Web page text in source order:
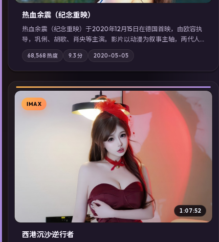
热血余震（纪念重映）
热血余震（纪念重映）于2020年12月15日在德国首映，由欧容执
导，巩俐、胡歌、肖央等主演。影片以动漫为叙事主轴，两代人
的执念在暴风雨夜正面相撞；摄影与配乐强化地域气质；站内亦
可通过「国产免费观看高清电视剧在线看」延展检索同类型高分
佳作，畅享高清在线追剧体验。
68,568 热度 9.3 分 2020-05-05
▶
IMAX
1:07:52
西港沉沙·逆行者